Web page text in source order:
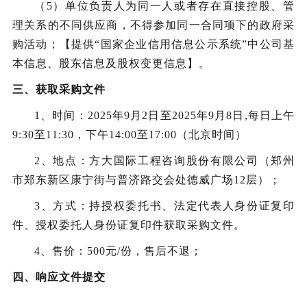
（ 5）单位负责人为同一人或者存在直接控股、管
理关系的不同供应商，不得参加同一合同项下的政府采
购活动；【提供“国家企业信用信息公示系统”中公司基
本信息、股东信息及股权变更信息】
。
三、获取采购文件
1、时间： 2025年9 月 2 日至2025年9 月8 日 ,每日上午
9:30至11:30，下午14:00至17:00（北京时间）
2、地点：方大国际工程咨询股份有限公司（郑州
市郑东新区康宁街与普济路交会处德威广场12层）；
3、方式：持授权委托书、法定代表人身份证复印
件、授权委托人身份证复印件获取采购文件。
4、售价：500元/份，售后不退；
四、响应文件提交